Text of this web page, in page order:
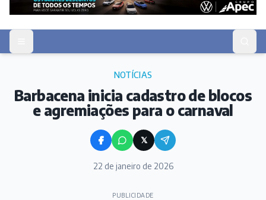
NOTÍCIAS
Barbacena inicia cadastro de blocos
e agremiações para o carnaval
𝕏
22 de janeiro de 2026
PUBLICIDADE